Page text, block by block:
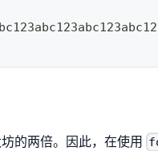
的两倍。因此，在使用